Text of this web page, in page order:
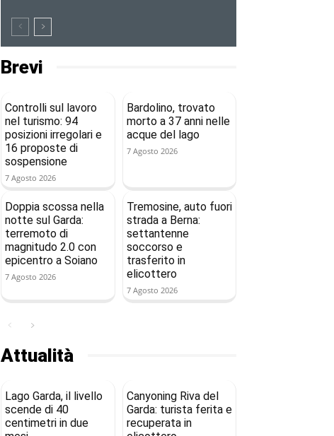
Brevi
Controlli sul lavoro
nel turismo: 94
posizioni irregolari e
16 proposte di
sospensione
7 Agosto 2026
Bardolino, trovato
morto a 37 anni nelle
acque del lago
7 Agosto 2026
Doppia scossa nella
notte sul Garda:
terremoto di
magnitudo 2.0 con
epicentro a Soiano
7 Agosto 2026
Tremosine, auto fuori
strada a Berna:
settantenne
soccorso e
trasferito in
elicottero
7 Agosto 2026
Attualità
Lago Garda, il livello
scende di 40
centimetri in due
Canyoning Riva del
Garda: turista ferita e
recuperata in